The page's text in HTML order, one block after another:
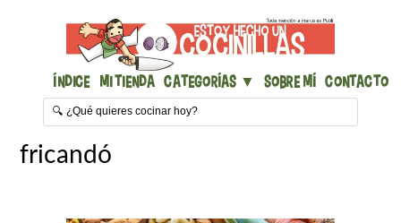
Índice Mi Tienda Categorías ▼ Sobre mí Contacto
fricandó